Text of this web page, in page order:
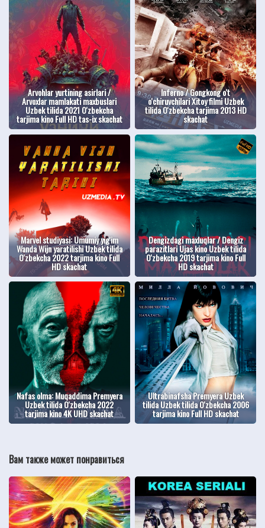
Arvohlar yurtining asirlari /
Arvoxlar mamlakati maxbuslari
Uzbek tilida 2021 O'zbekcha
tarjima kino Full HD tas-ix skachat
Inferno / Gongkong o't
o'chiruvchilari Xitoy filmi Uzbek
tilida O'zbekcha tarjima 2013 HD
skachat
Marvel studiyasi: Umumiy yig'im
Wanda Wijn yaratilishi Uzbek tilida
O'zbekcha 2022 tarjima kino Full
HD skachat
Dengizdagi maxluqlar / Dengiz
parazitlari Ujas kino Uzbek tilida
O'zbekcha 2019 tarjima kino Full
HD skachat
Nafas olma: Muqaddima Premyera
Uzbek tilida O'zbekcha 2022
tarjima kino 4K UHD skachat
Ultrabinafsha Premyera Uzbek
tilida Uzbek tilida O'zbekcha 2006
tarjima kino Full HD skachat
Вам также может понравиться